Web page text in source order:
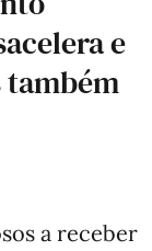
e
a receber